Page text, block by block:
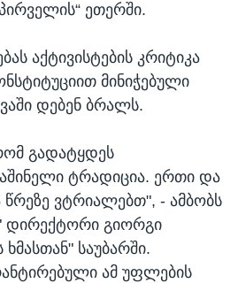
ეთერში.
აქტივისტების კრიტიკა
მინიჭებული
დებენ ბრალს.
გადატყდეს
ტრადიცია. ერთი და
წრეზე ვტრიალებთ", - ამბობს
დირექტორი გიორგი
საუბარში.
ამ უფლების